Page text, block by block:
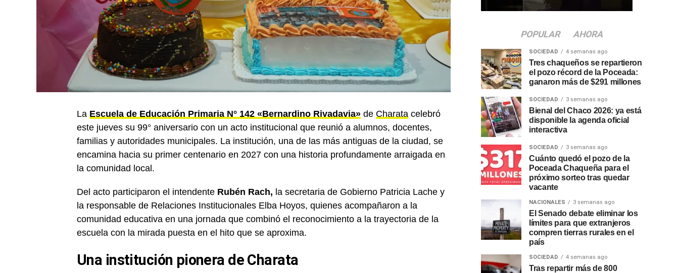
La Escuela de Educación Primaria N° 142 «Bernardino Rivadavia» de Charata celebró
este jueves su 99° aniversario con un acto institucional que reunió a alumnos, docentes,
familias y autoridades municipales. La institución, una de las más antiguas de la ciudad, se
encamina hacia su primer centenario en 2027 con una historia profundamente arraigada en
la comunidad local.
Del acto participaron el intendente Rubén Rach, la secretaria de Gobierno Patricia Lache y
la responsable de Relaciones Institucionales Elba Hoyos, quienes acompañaron a la
comunidad educativa en una jornada que combinó el reconocimiento a la trayectoria de la
escuela con la mirada puesta en el hito que se aproxima.
Una institución pionera de Charata
POPULAR AHORA
SOCIEDAD 4 semanas ago
Tres chaqueños se repartieron
el pozo récord de la Poceada:
ganaron más de $291 millones
SOCIEDAD 3 semanas ago
Bienal del Chaco 2026: ya está
disponible la agenda oficial
interactiva
SOCIEDAD 3 semanas ago
Cuánto quedó el pozo de la
Poceada Chaqueña para el
próximo sorteo tras quedar
vacante
NACIONALES 3 semanas ago
El Senado debate eliminar los
límites para que extranjeros
compren tierras rurales en el
país
SOCIEDAD 4 semanas ago
Tras repartir más de 800